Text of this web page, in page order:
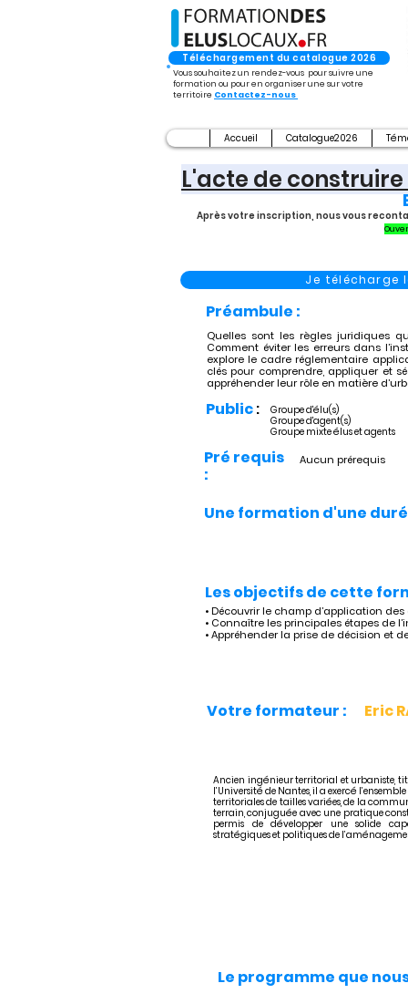
Téléchargement du catalogue 2026
Vous souhaitez un rendez-vous pour suivre une
formation ou pour en organiser une sur votre
territoire Contactez-nous
Accueil Catalogue2026
L'acte de
Après votre inscription, nous vous
Préambule :
Quelles sont les règles juridiques
Comment éviter les erreurs dans
explore le cadre réglementaire
clés pour comprendre, appliquer et
appréhender leur rôle en matière
Public:
Groupe d'élu(s)
Groupe d'agent(s)
Groupe mixte élus et agents
Pré requis
:
Aucun prérequis
Une formation d'une
Les objectifs de cette
• Découvrir le champ d’application
• Connaître les principales étapes de
• Appréhender la prise de décision et
Votre formateur : Eric
Ancien ingénieur territorial et urbaniste,
l’Université de Nantes, il a exercé
territoriales de tailles variées, de la
terrain, conjuguée avec une pratique
permis de développer une solide
stratégiques et politiques de
Le programme que
Je télécharge